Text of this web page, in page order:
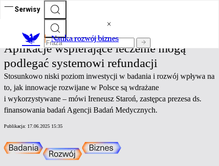
Serwisy
Nauka rozwój biznes
Nauka rozwój biznes
Aplikacje wspierające leczenie mogą
podlegać systemowi refundacji
Stosunkowo niski poziom inwestycji w badania i rozwój wpływa na
to, jak innowacje rozwijane w Polsce są wdrażane
i wykorzystywane – mówi Ireneusz Staroń, zastępca prezesa ds.
finansowania badań Agencji Badań Medycznych.
Publikacja: 17.06.2025 15:35